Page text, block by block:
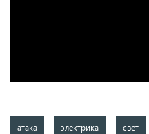
атака электрика свет